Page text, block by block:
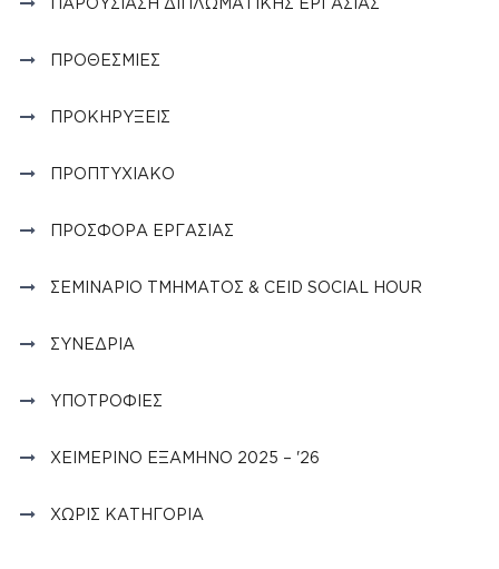
ΠΡΟΘΕΣΜΊΕΣ
ΠΡΟΚΗΡΎΞΕΙΣ
ΠΡΟΠΤΥΧΙΑΚΌ
ΠΡΟΣΦΟΡΆ ΕΡΓΑΣΊΑΣ
ΣΕΜΙΝΆΡΙΟ ΤΜΉΜΑΤΟΣ & CEID SOCIAL HOUR
ΣΥΝΈΔΡΙΑ
ΥΠΟΤΡΟΦΊΕΣ
ΧΕΙΜΕΡΙΝΌ ΕΞΆΜΗΝΟ 2025 – '26
ΧΩΡΊΣ ΚΑΤΗΓΟΡΊΑ